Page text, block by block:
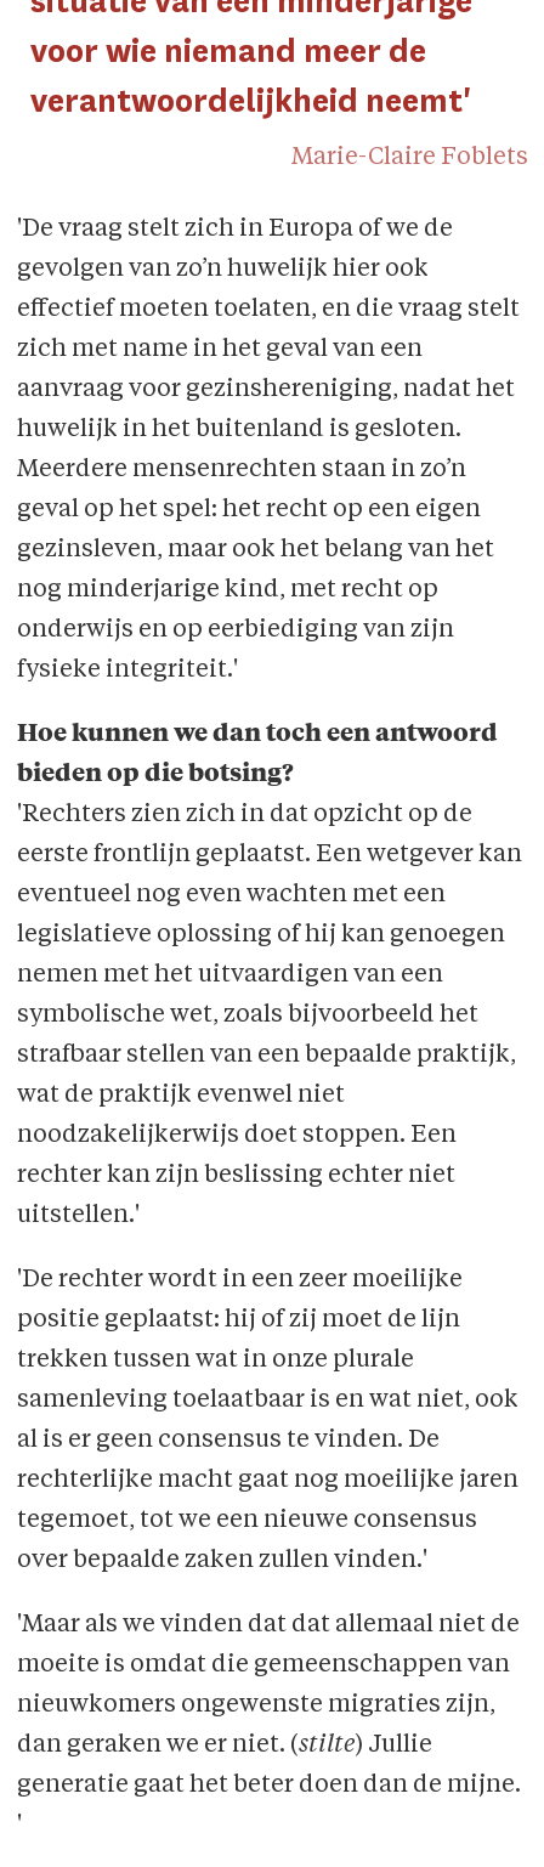
voor wie niemand meer de
verantwoordelijkheid neemt'
Marie-Claire Foblets
'De vraag stelt zich in Europa of we de
gevolgen van zo’n huwelijk hier ook
effectief moeten toelaten, en die vraag stelt
zich met name in het geval van een
aanvraag voor gezinshereniging, nadat het
huwelijk in het buitenland is gesloten.
Meerdere mensenrechten staan in zo’n
geval op het spel: het recht op een eigen
gezinsleven, maar ook het belang van het
nog minderjarige kind, met recht op
onderwijs en op eerbiediging van zijn
fysieke integriteit.'
Hoe kunnen we dan toch een antwoord
bieden op die botsing?
'Rechters zien zich in dat opzicht op de
eerste frontlijn geplaatst. Een wetgever kan
eventueel nog even wachten met een
legislatieve oplossing of hij kan genoegen
nemen met het uitvaardigen van een
symbolische wet, zoals bijvoorbeeld het
strafbaar stellen van een bepaalde praktijk,
wat de praktijk evenwel niet
noodzakelijkerwijs doet stoppen. Een
rechter kan zijn beslissing echter niet
uitstellen.'
'De rechter wordt in een zeer moeilijke
positie geplaatst: hij of zij moet de lijn
trekken tussen wat in onze plurale
samenleving toelaatbaar is en wat niet, ook
al is er geen consensus te vinden. De
rechterlijke macht gaat nog moeilijke jaren
tegemoet, tot we een nieuwe consensus
over bepaalde zaken zullen vinden.'
'Maar als we vinden dat dat allemaal niet de
moeite is omdat die gemeenschappen van
nieuwkomers ongewenste migraties zijn,
dan geraken we er niet. (stilte) Jullie
generatie gaat het beter doen dan de mijne.
'